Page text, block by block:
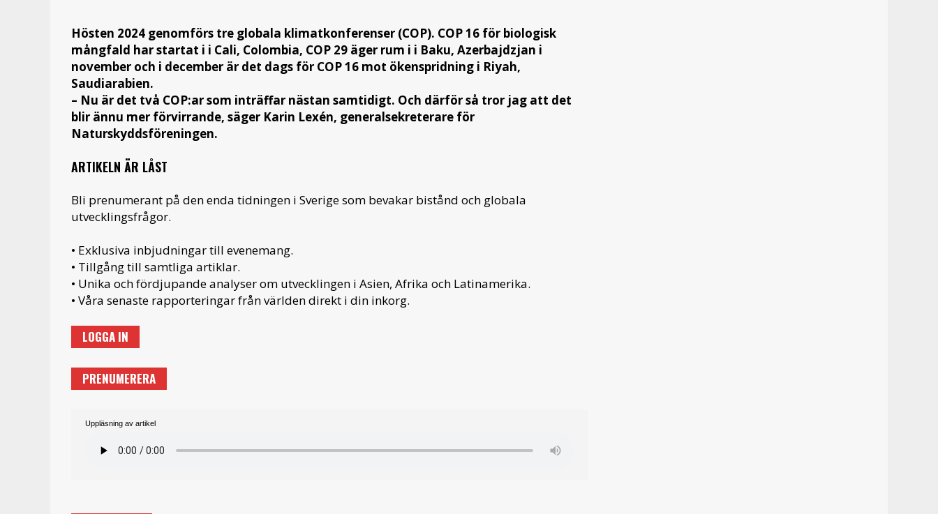
Hösten 2024 genomförs tre globala klimatkonferenser (COP). COP 16 för biologisk
mångfald har startat i i Cali, Colombia, COP 29 äger rum i i Baku, Azerbajdzjan i
november och i december är det dags för COP 16 mot ökenspridning i Riyah,
Saudiarabien.
– Nu är det två COP:ar som inträffar nästan samtidigt. Och därför så tror jag att det
blir ännu mer förvirrande, säger Karin Lexén, generalsekreterare för
Naturskyddsföreningen.
ARTIKELN ÄR LÅST
Bli prenumerant på den enda tidningen i Sverige som bevakar bistånd och globala
utvecklingsfrågor.
• Exklusiva inbjudningar till evenemang.
• Tillgång till samtliga artiklar.
• Unika och fördjupande analyser om utvecklingen i Asien, Afrika och Latinamerika.
• Våra senaste rapporteringar från världen direkt i din inkorg.
LOGGA IN
PRENUMERERA
Uppläsning av artikel